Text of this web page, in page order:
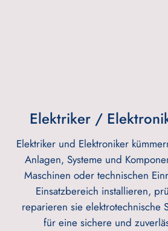
Elektriker /
Elektriker und Elektroniker
Anlagen, Systeme und
Maschinen oder technischen
Einsatzbereich installieren,
reparieren sie elektrotechnische
für eine sichere und